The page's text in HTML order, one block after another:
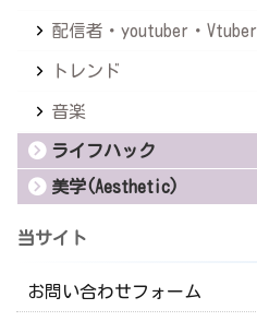
配信者・youtuber・Vtuber
トレンド
音楽
ライフハック
美学(Aesthetic)
当サイト
お問い合わせフォーム